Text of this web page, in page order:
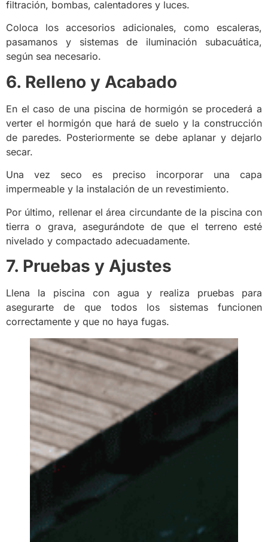
filtración, bombas, calentadores y luces.
Coloca los accesorios adicionales, como escaleras,
pasamanos y sistemas de iluminación subacuática,
según sea necesario.
6. Relleno y Acabado
En el caso de una piscina de hormigón se procederá a
verter el hormigón que hará de suelo y la construcción
de paredes. Posteriormente se debe aplanar y dejarlo
secar.
Una vez seco es preciso incorporar una capa
impermeable y la instalación de un revestimiento.
Por último, rellenar el área circundante de la piscina con
tierra o grava, asegurándote de que el terreno esté
nivelado y compactado adecuadamente.
7. Pruebas y Ajustes
Llena la piscina con agua y realiza pruebas para
asegurarte de que todos los sistemas funcionen
correctamente y que no haya fugas.